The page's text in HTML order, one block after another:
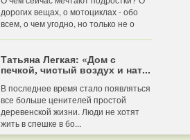
дорогих вещах, о мотоциклах - обо
всем, о чем угодно, но только не о
Татьяна Легкая: «Дом с
печкой, чистый воздух и нат...
В последнее время стало появляться
все больше ценителей простой
деревенской жизни. Люди не хотят
жить в спешке в бо...